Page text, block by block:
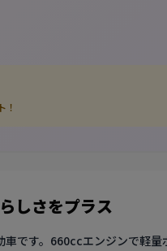
！
しさをプラス
です。660ccエンジンで軽量